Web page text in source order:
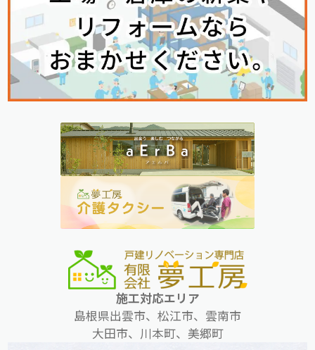
施工対応エリア
島根県出雲市、松江市、雲南市
大田市、川本町、美郷町